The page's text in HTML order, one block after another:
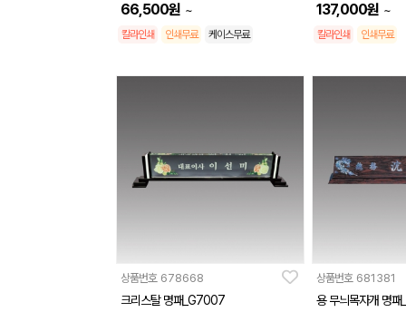
66,500원 ~
칼라인쇄 인쇄무료 케이스무료
137,000원 ~
칼라인쇄 인쇄무료
상품번호 678668
크리스탈 명패_G7007
상품번호 681381
용 무늬목자개 명